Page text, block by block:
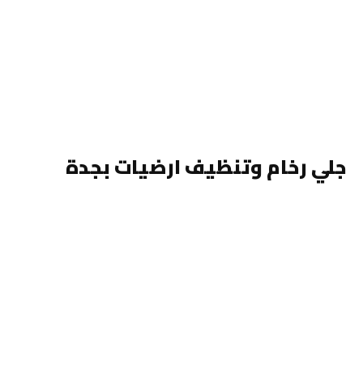
جلي رخام وتنظيف ارضيات بجدة